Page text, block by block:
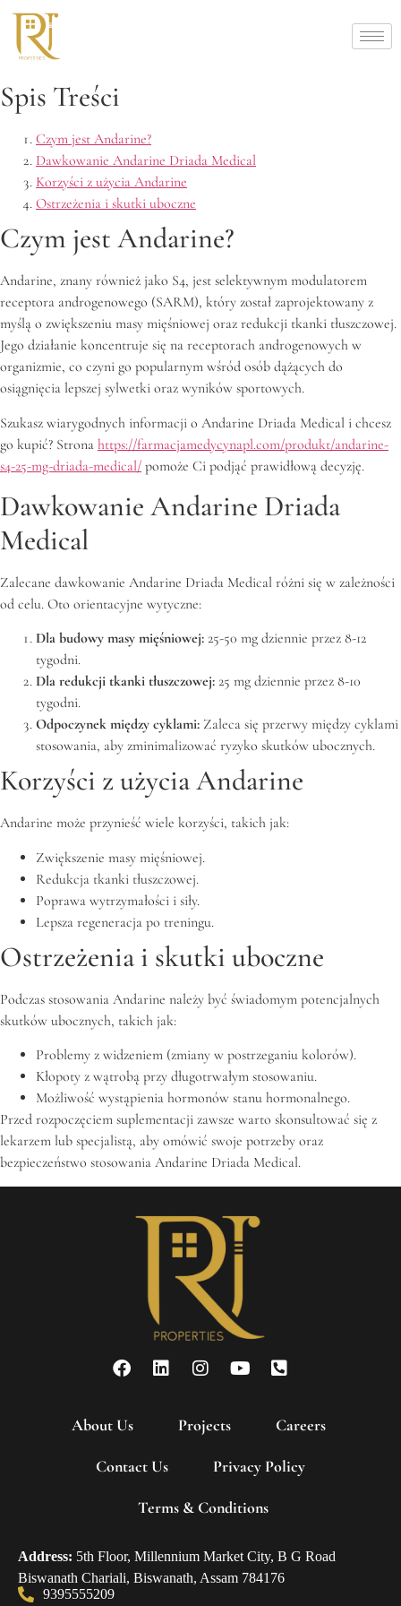
Spis Treści
Czym jest Andarine?
Dawkowanie Andarine Driada Medical
Korzyści z użycia Andarine
Ostrzeżenia i skutki uboczne
Czym jest Andarine?
Andarine, znany również jako S4, jest selektywnym modulatorem
receptora androgenowego (SARM), który został zaprojektowany z
myślą o zwiększeniu masy mięśniowej oraz redukcji tkanki tłuszczowej.
Jego działanie koncentruje się na receptorach androgenowych w
organizmie, co czyni go popularnym wśród osób dążących do
osiągnięcia lepszej sylwetki oraz wyników sportowych.
Szukasz wiarygodnych informacji o Andarine Driada Medical i chcesz
go kupić? Strona https://farmacjamedycynapl.com/produkt/andarine-
s4-25-mg-driada-medical/ pomoże Ci podjąć prawidłową decyzję.
Dawkowanie Andarine Driada
Medical
Zalecane dawkowanie Andarine Driada Medical różni się w zależności
od celu. Oto orientacyjne wytyczne:
Dla budowy masy mięśniowej: 25-50 mg dziennie przez 8-12
tygodni.
Dla redukcji tkanki tłuszczowej: 25 mg dziennie przez 8-10
tygodni.
Odpoczynek między cyklami: Zaleca się przerwy między cyklami
stosowania, aby zminimalizować ryzyko skutków ubocznych.
Korzyści z użycia Andarine
Andarine może przynieść wiele korzyści, takich jak:
Zwiększenie masy mięśniowej.
Redukcja tkanki tłuszczowej.
Poprawa wytrzymałości i siły.
Lepsza regeneracja po treningu.
Ostrzeżenia i skutki uboczne
Podczas stosowania Andarine należy być świadomym potencjalnych
skutków ubocznych, takich jak:
Problemy z widzeniem (zmiany w postrzeganiu kolorów).
Kłopoty z wątrobą przy długotrwałym stosowaniu.
Możliwość wystąpienia hormonów stanu hormonalnego.
Przed rozpoczęciem suplementacji zawsze warto skonsultować się z
lekarzem lub specjalistą, aby omówić swoje potrzeby oraz
bezpieczeństwo stosowania Andarine Driada Medical.
About Us Projects Careers
Contact Us Privacy Policy
Terms & Conditions
Address: 5th Floor, Millennium Market City, B G Road
Biswanath Chariali, Biswanath, Assam 784176
9395555209